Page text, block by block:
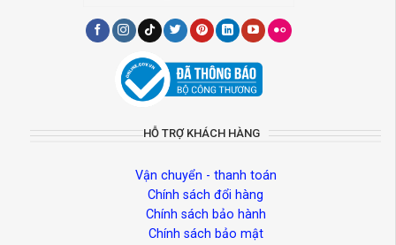
HỖ TRỢ KHÁCH HÀNG
Vận chuyển - thanh toán
Chính sách đổi hàng
Chính sách bảo hành
Chính sách bảo mật